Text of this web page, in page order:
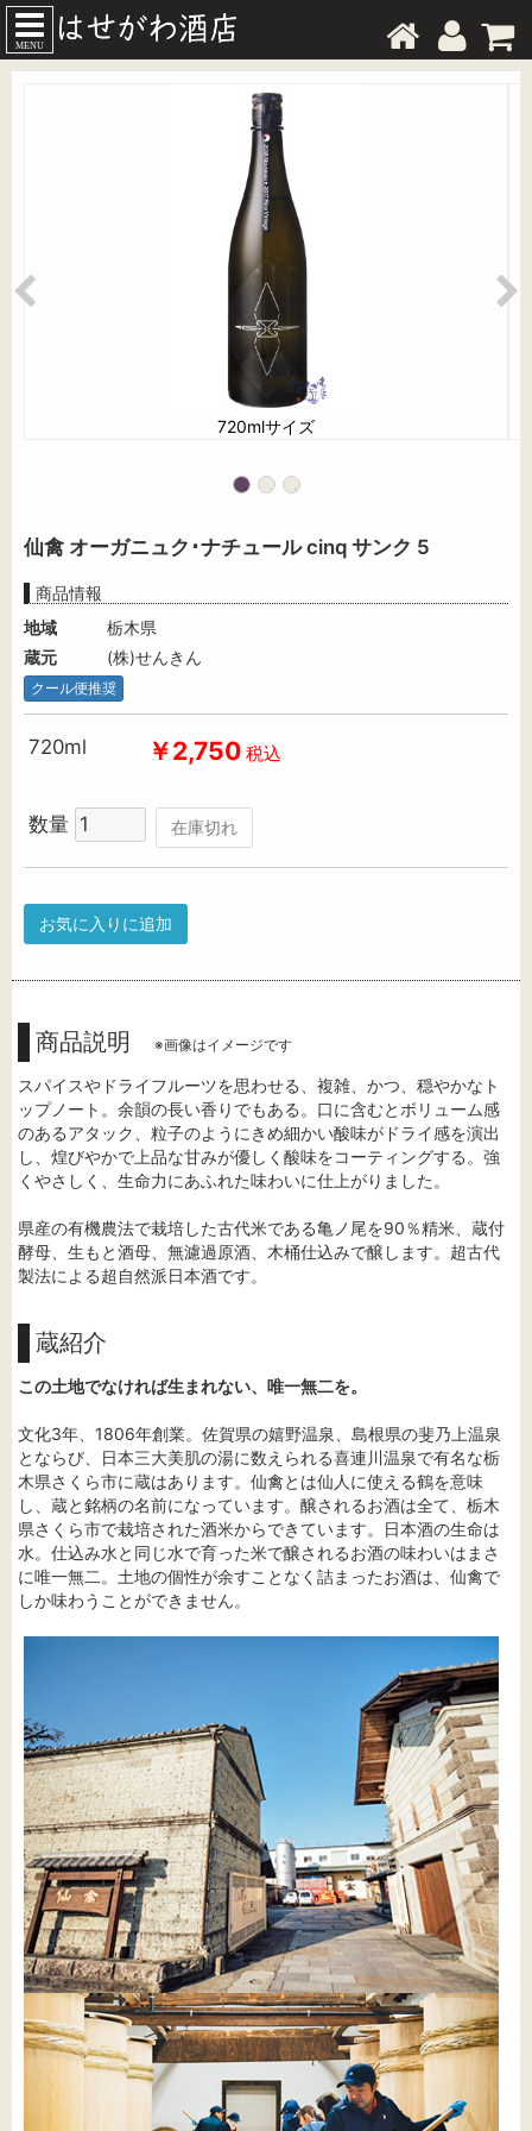
MENU
720mlサイズ
仙禽 オーガニュク･ナチュール cinq サンク 5
商品情報
地域
栃木県
蔵元
(株)せんきん
クール便推奨
720ml ￥2,750 税込
数量 在庫切れ
お気に入りに追加
商品説明 ※画像はイメージです
スパイスやドライフルーツを思わせる、複雑、かつ、穏やかなト
ップノート。余韻の長い香りでもある。口に含むとボリューム感
のあるアタック、粒子のようにきめ細かい酸味がドライ感を演出
し、煌びやかで上品な甘みが優しく酸味をコーティングする。強
くやさしく、生命力にあふれた味わいに仕上がりました。
県産の有機農法で栽培した古代米である亀ノ尾を90％精米、蔵付
酵母、生もと酒母、無濾過原酒、木桶仕込みで醸します。超古代
製法による超自然派日本酒です。
蔵紹介
この土地でなければ生まれない、唯一無二を。
文化3年、1806年創業。佐賀県の嬉野温泉、島根県の斐乃上温泉
とならび、日本三大美肌の湯に数えられる喜連川温泉で有名な栃
木県さくら市に蔵はあります。仙禽とは仙人に使える鶴を意味
し、蔵と銘柄の名前になっています。醸されるお酒は全て、栃木
県さくら市で栽培された酒米からできています。日本酒の生命は
水。仕込み水と同じ水で育った米で醸されるお酒の味わいはまさ
に唯一無二。土地の個性が余すことなく詰まったお酒は、仙禽で
しか味わうことができません。